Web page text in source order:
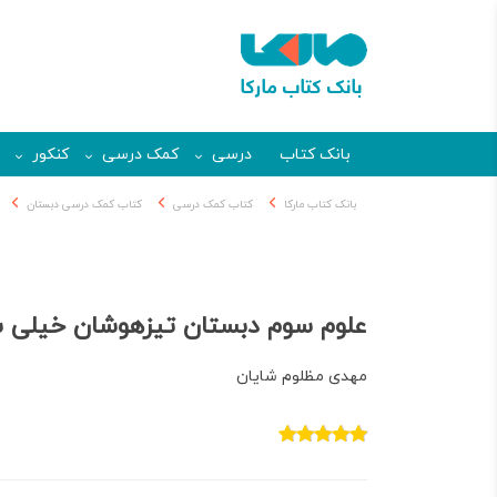
بانک کتاب درسی کمک درسی کنکور
بانک کتاب مارکا کتاب کمک درسی کتاب کمک درسی دبستان
علوم سوم دبستان تیزهوشان خیلی
مهدی مظلوم شایان